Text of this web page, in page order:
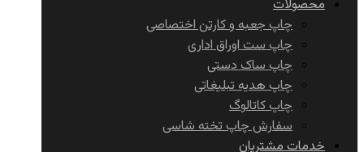
محصولات
چاپ جعبه و کارتن اختصاصی
چاپ ست اوراق اداری
چاپ ساک دستی
چاپ هدیه تبلیغاتی
چاپ کاتالوگ
سفارش چاپ تخته شاسی
خدمات مشتریان